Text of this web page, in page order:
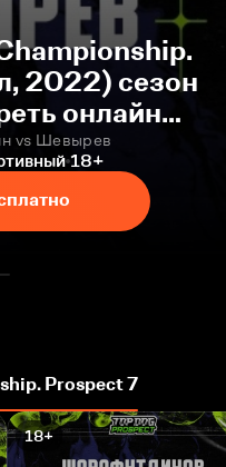
2022) сезон
онлайн
vs Шевырев
18+
Prospect 7
18+